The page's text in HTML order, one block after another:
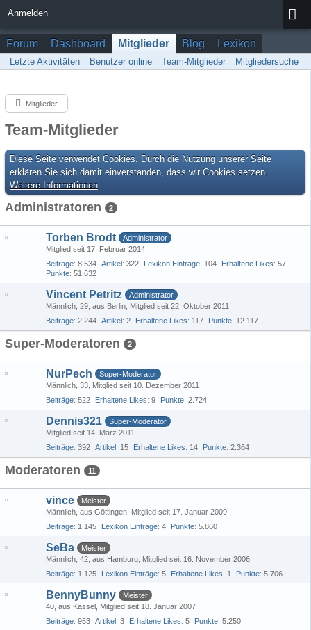
Anmelden
Forum Dashboard Mitglieder Blog Lexikon
Letzte Aktivitäten Benutzer online Team-Mitglieder Mitgliedersuche
Mitglieder
Team-Mitglieder
Diese Seite verwendet Cookies. Durch die Nutzung unserer Seite
erklären Sie sich damit einverstanden, dass wir Cookies setzen.
Weitere Informationen
Administratoren 2
Torben Brodt
Administrator
Mitglied seit 17. Februar 2014
Beiträge 8.534 Artikel 322 Lexikon Einträge 104 Erhaltene Likes 57
Punkte 51.632
Vincent Petritz
Administrator
Männlich 29 aus Berlin Mitglied seit 22. Oktober 2011
Beiträge 2.244 Artikel 2 Erhaltene Likes 117 Punkte 12.117
Super-Moderatoren 2
NurPech
Super-Moderator
Männlich 33 Mitglied seit 10. Dezember 2011
Beiträge 522 Erhaltene Likes 9 Punkte 2.724
Dennis321
Super-Moderator
Mitglied seit 14. März 2011
Beiträge 392 Artikel 15 Erhaltene Likes 14 Punkte 2.364
Moderatoren 11
vince
Meister
Männlich aus Göttingen Mitglied seit 17. Januar 2009
Beiträge 1.145 Lexikon Einträge 4 Punkte 5.860
SeBa
Meister
Männlich 42 aus Hamburg Mitglied seit 16. November 2006
Beiträge 1.125 Lexikon Einträge 5 Erhaltene Likes 1 Punkte 5.706
BennyBunny
Meister
40 aus Kassel Mitglied seit 18. Januar 2007
Beiträge 953 Artikel 3 Erhaltene Likes 5 Punkte 5.250